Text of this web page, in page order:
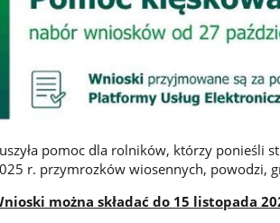
pomoc dla rolników, którzy ponieśli
r. przymrozków wiosennych, powodzi,
można składać do 15 listopada